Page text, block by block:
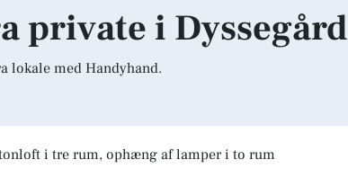
private i Dyssegård
lokale med Handyhand.
i tre rum, ophæng af lamper i to rum